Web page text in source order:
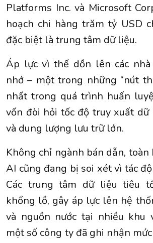
Platforms Inc. và Microsoft
hoạch chi hàng trăm tỷ USD
đặc biệt là trung tâm dữ liệu.
Áp lực vì thế dồn lên các
nhớ – một trong những “nút
nhất trong quá trình huấn
vốn đòi hỏi tốc độ truy xuất dữ
và dung lượng lưu trữ lớn.
Không chỉ ngành bán dẫn,
AI cũng đang bị soi xét vì tác
Các trung tâm dữ liệu tiêu
khổng lồ, gây áp lực lên hệ
và nguồn nước tại nhiều khu
một số công ty đã ghi nhận